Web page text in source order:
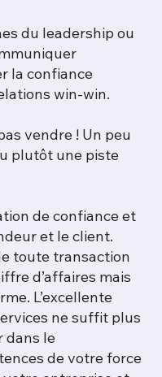
du leadership ou
la confiance
win-win.
vendre ! Un peu
plutôt une piste
de confiance et
et le client.
toute transaction
d’affaires mais
L’excellente
ne suffit plus
dans le
de votre force